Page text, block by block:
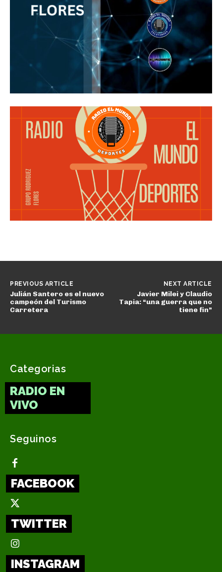
PREVIOUS ARTICLE
Julián Santero es el nuevo
campeón del Turismo
Carretera
NEXT ARTICLE
Javier Milei y Claudio
Tapia: “una guerra que no
tiene fin”
Categorias
RADIO EN
VIVO
Seguinos
FACEBOOK
TWITTER
INSTAGRAM